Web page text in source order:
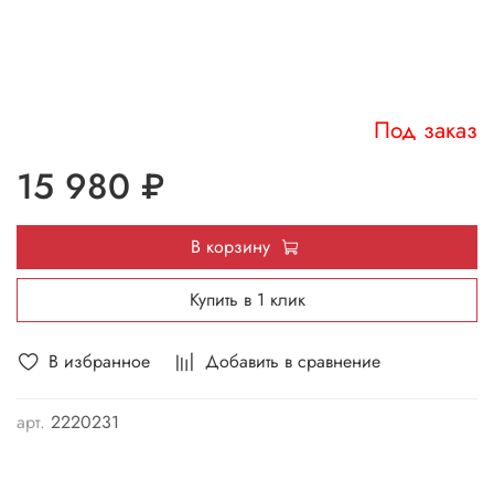
В избранное Добавить в сравнение
арт. 2220231
Под заказ
15 980 ₽
В корзину
Купить в 1 клик